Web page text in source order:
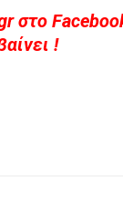
στο
!